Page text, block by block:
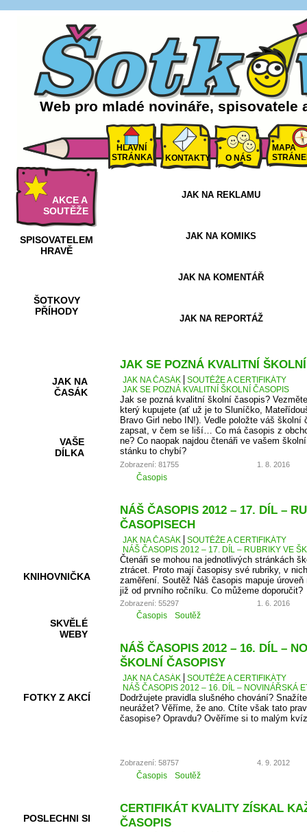
Web pro mladé novináře, spisovatele
HLAVNÍ
STRÁNKA
KONTAKTY O NÁS
MAPA
AKCE A
SOUTĚŽE
SPISOVATELEM
HRAVĚ
ŠOTKOVY
PŘÍHODY
JAK NA
ČASÁK
VAŠE
DÍLKA
KNIHOVNIČKA
SKVĚLÉ
WEBY
FOTKY Z AKCÍ
POSLECHNI SI
JAK NA REKLAMU
JAK NA KOMIKS
JAK NA KOMENTÁŘ
JAK NA REPORTÁŽ
JAK SE POZNÁ KVALITNÍ
JAK NA ČASÁK
SOUTĚŽE A CERTIFIKÁTY
JAK SE POZNÁ KVALITNÍ ŠKOLNÍ ČASOPIS
Jak se pozná kvalitní školní časopis?
který kupujete (ať už je to Sluníčko,
Bravo Girl nebo IN!). Vedle položte váš
zapsat, v čem se liší… Co má časopis z
ne? Co naopak najdou čtenáři ve vašem
stánku to chybí?
Zobrazení: 81755 1. 8. 2016
Časopis
NÁŠ ČASOPIS 2012 – 17. DÍL –
ČASOPISECH
JAK NA ČASÁK
SOUTĚŽE A CERTIFIKÁTY
NÁŠ ČASOPIS 2012 – 17. DÍL – RUBRIKY VE
Čtenáři se mohou na jednotlivých stránkách
ztrácet. Proto mají časopisy své rubriky, v
zaměření. Soutěž Náš časopis mapuje
již od prvního ročníku. Co můžeme doporučit?
Zobrazení: 55297 1. 6. 2016
Časopis Soutěž
NÁŠ ČASOPIS 2012 – 16. DÍL –
ŠKOLNÍ ČASOPISY
JAK NA ČASÁK
SOUTĚŽE A CERTIFIKÁTY
NÁŠ ČASOPIS 2012 – 16. DÍL – NOVINÁŘSKÁ
Dodržujete pravidla slušného chování?
neurážet? Věříme, že ano. Ctíte však tato
časopise? Opravdu? Ověříme si to malým
Zobrazení: 58757 4. 9. 2012
Časopis Soutěž
CERTIFIKÁT KVALITY ZÍSKAL
ČASOPIS